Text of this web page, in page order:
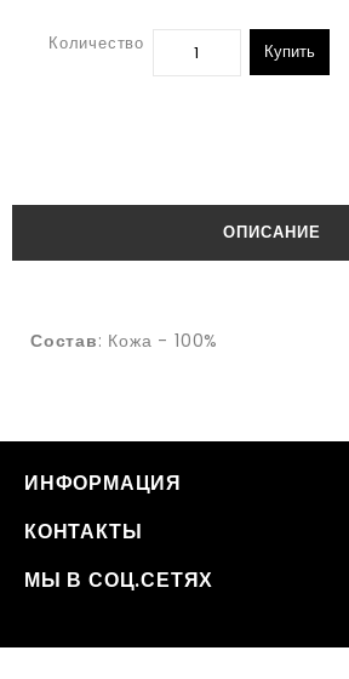
Количество Купить
ОПИСАНИЕ
Состав: Кожа - 100%
ИНФОРМАЦИЯ
КОНТАКТЫ
МЫ В СОЦ.СЕТЯХ